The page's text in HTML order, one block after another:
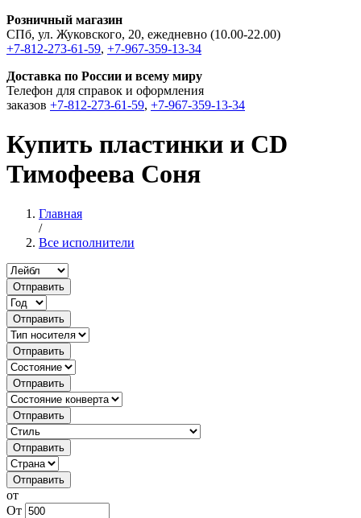
Розничный магазин
СПб, ул. Жуковского, 20, ежедневно (10.00-22.00)
+7-812-273-61-59, +7-967-359-13-34
Доставка по России и всему миру
Телефон для справок и оформления
заказов +7-812-273-61-59, +7-967-359-13-34
Купить пластинки и CD
Тимофеева Соня
Главная
/
Все исполнители
Отправить
Отправить
Отправить
Отправить
Отправить
Отправить
Отправить
от
От